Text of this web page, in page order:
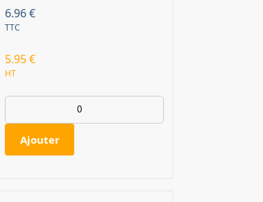
6.96€
TTC
5.95€
HT
Ajouter